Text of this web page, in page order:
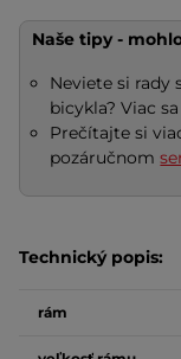
Naše tipy -
Neviete si rady
bicykla? Viac
Prečítajte si
pozáručnom
Technický popis:
rám